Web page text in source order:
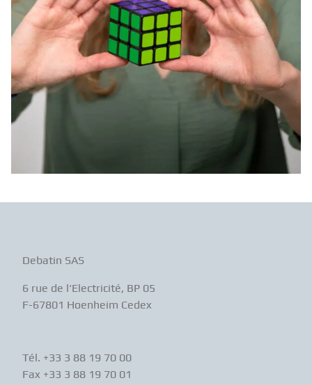
Debatin SAS
6 rue de l‘Electricité, BP 05
F-67801 Hoenheim Cedex
Tél. +33 3 88 19 70 00
Fax +33 3 88 19 70 01